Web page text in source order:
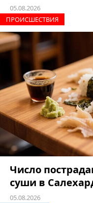
05.08.2026
ПРОИCШЕСТВИЯ
Число
суши в
05.08.2026